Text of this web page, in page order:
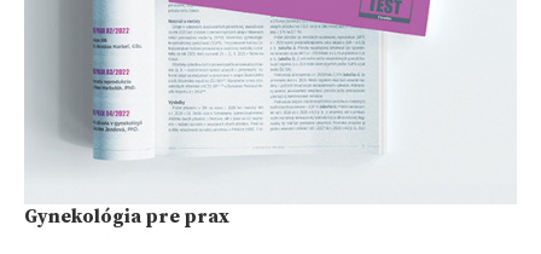
Gynekológia pre prax